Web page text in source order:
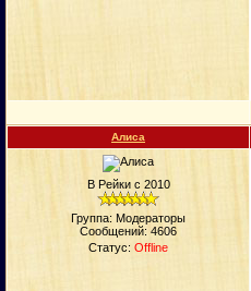
Алиса
В Рейки с 2010
Группа: Модераторы
Сообщений: 4606
Статус: Offline